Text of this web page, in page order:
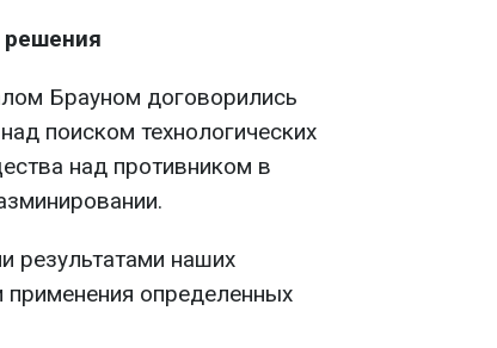
решения
Брауном договорились
поиском технологических
над противником в
результатами наших
определенных